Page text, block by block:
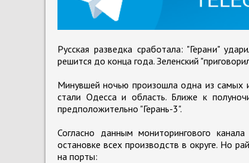
Русская разведка сработала: "Герани"
решится до конца года. Зеленский
Минувшей ночью произошла одна из самых
стали Одесса и область. Ближе к
предположительно "Герань-3".
Согласно данным мониторингового
остановке всех производств в округе. Но
на порты: